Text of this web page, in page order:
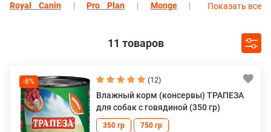
Royal Canin Pro Plan
Monge
Показать все
11 товаров
-8% (12)
Влажный корм (консервы) ТРАПЕЗА
для собак с говядиной (350 гр)
350 гр 750 гр